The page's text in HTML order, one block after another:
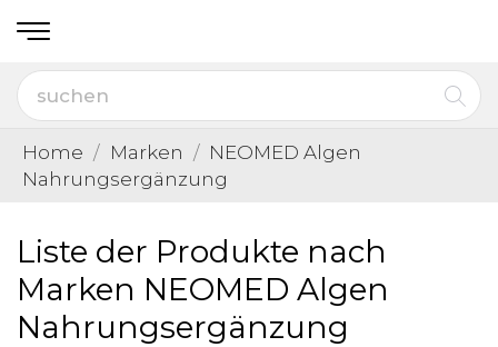
Home Marken
NEOMED Algen
Nahrungsergänzung
Liste der Produkte nach
Marken NEOMED Algen
Nahrungsergänzung